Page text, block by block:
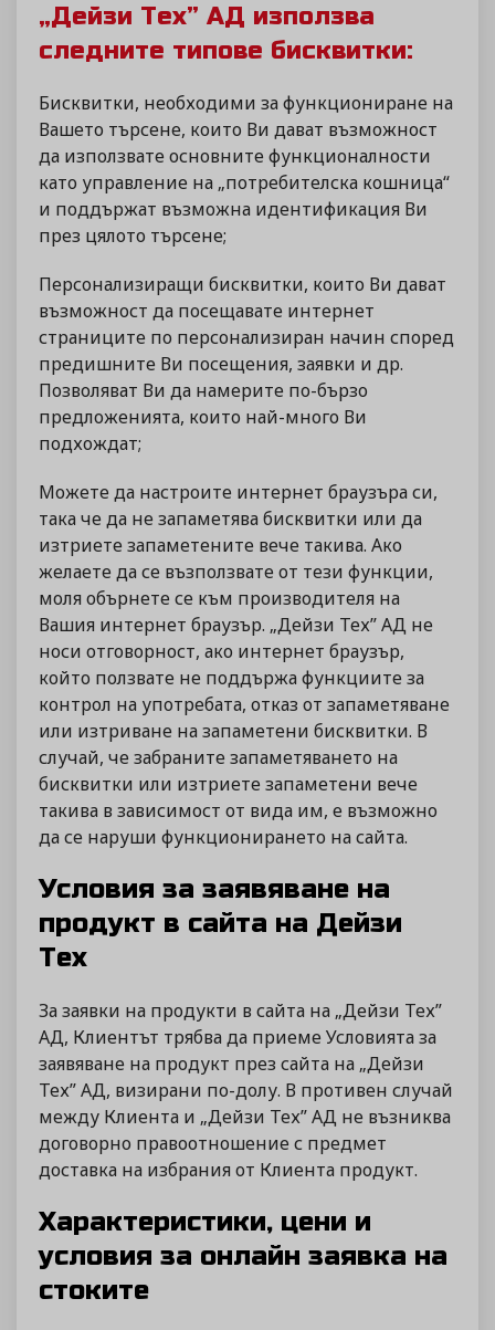
„Дейзи Тех” АД използва
следните типове бисквитки:
Бисквитки, необходими за функциониране на
Вашето търсене, които Ви дават възможност
да използвате основните функционалности
като управление на „потребителска кошница“
и поддържат възможна идентификация Ви
през цялото търсене;
Персонализиращи бисквитки, които Ви дават
възможност да посещавате интернет
страниците по персонализиран начин според
предишните Ви посещения, заявки и др.
Позволяват Ви да намерите по-бързо
предложенията, които най-много Ви
подхождат;
Можете да настроите интернет браузъра си,
така че да не запаметява бисквитки или да
изтриете запаметените вече такива. Ако
желаете да се възползвате от тези функции,
моля обърнете се към производителя на
Вашия интернет браузър. „Дейзи Тех” АД не
носи отговорност, ако интернет браузър,
който ползвате не поддържа функциите за
контрол на употребата, отказ от запаметяване
или изтриване на запаметени бисквитки. В
случай, че забраните запаметяването на
бисквитки или изтриете запаметени вече
такива в зависимост от вида им, е възможно
да се наруши функционирането на сайта.
Условия за заявяване на
продукт в сайта на Дейзи
Тех
За заявки на продукти в сайта на „Дейзи Тех”
АД, Клиентът трябва да приеме Условията за
заявяване на продукт през сайта на „Дейзи
Тех” АД, визирани по-долу. В противен случай
между Клиента и „Дейзи Тех” АД не възниква
договорно правоотношение с предмет
доставка на избрания от Клиента продукт.
Характеристики, цени и
условия за онлайн заявка на
стоките